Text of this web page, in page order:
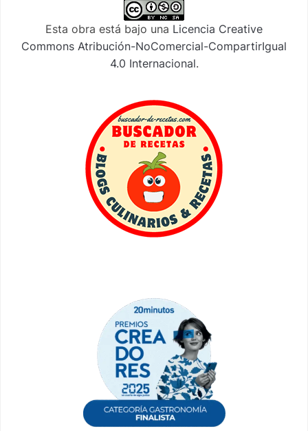
Esta obra está bajo una Licencia Creative
Commons Atribución-NoComercial-CompartirIgual
4.0 Internacional.